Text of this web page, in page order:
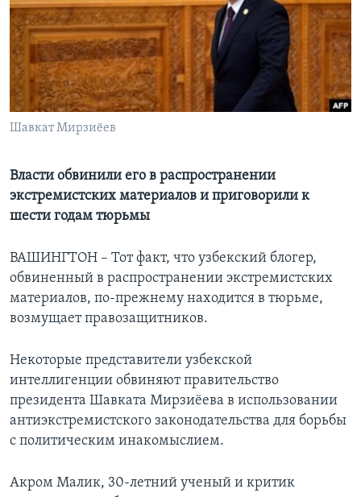
Learning English
СОЦИАЛЬНЫЕ СЕТИ
Шавкат Мирзиёев
Власти обвинили его в распространении
экстремистских материалов и приговорили к
шести годам тюрьмы
ВАШИНГТОН – Тот факт, что узбекский блогер,
обвиненный в распространении экстремистских
материалов, по-прежнему находится в тюрьме,
возмущает правозащитников.
Некоторые представители узбекской
интеллигенции обвиняют правительство
президента Шавката Мирзиёева в использовании
антиэкстремистского законодательства для борьбы
с политическим инакомыслием.
Акром Малик, 30-летний ученый и критик